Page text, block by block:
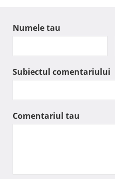
Numele tau
Subiectul comentariului
Comentariul tau